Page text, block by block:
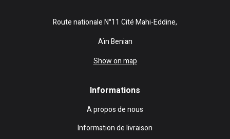
Route nationale N°11 Cité Mahi-Eddine,
Aïn Benian
Show on map
Informations
A propos de nous
Information de livraison